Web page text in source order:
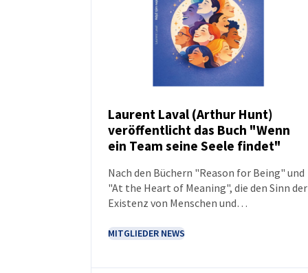
NEUIGKEITEN
Laurent Laval (Arthur Hunt)
veröffentlicht das Buch "Wenn
ein Team seine Seele findet"
Nach den Büchern "Reason for Being" und
"At the Heart of Meaning", die den Sinn der
Existenz von Menschen und
zum modernen Leadership vorstellen,
MITGLIEDER NEWS